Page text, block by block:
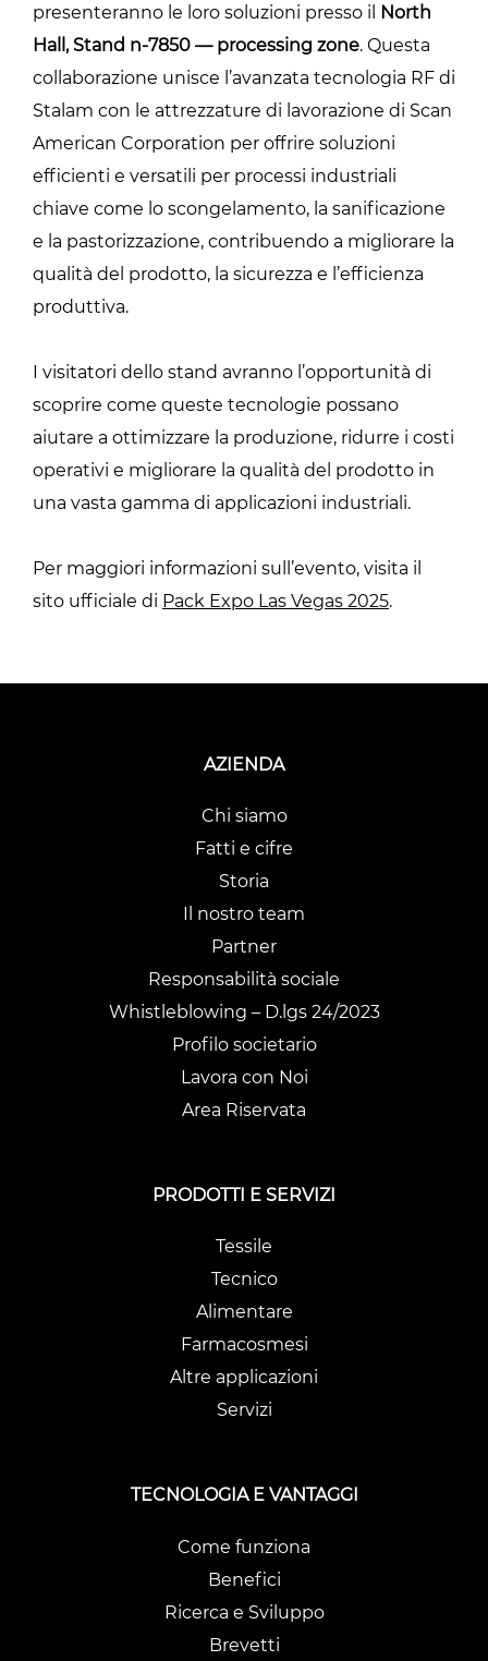
presenteranno le loro soluzioni presso il North
Hall, Stand n-7850 — processing zone. Questa
collaborazione unisce l’avanzata tecnologia RF di
Stalam con le attrezzature di lavorazione di Scan
American Corporation per offrire soluzioni
efficienti e versatili per processi industriali
chiave come lo scongelamento, la sanificazione
e la pastorizzazione, contribuendo a migliorare la
qualità del prodotto, la sicurezza e l’efficienza
produttiva.
I visitatori dello stand avranno l’opportunità di
scoprire come queste tecnologie possano
aiutare a ottimizzare la produzione, ridurre i costi
operativi e migliorare la qualità del prodotto in
una vasta gamma di applicazioni industriali.
Per maggiori informazioni sull’evento, visita il
sito ufficiale di Pack Expo Las Vegas 2025.
AZIENDA
Chi siamo
Fatti e cifre
Storia
Il nostro team
Partner
Responsabilità sociale
Whistleblowing – D.lgs 24/2023
Profilo societario
Lavora con Noi
Area Riservata
PRODOTTI E SERVIZI
Tessile
Tecnico
Alimentare
Farmacosmesi
Altre applicazioni
Servizi
TECNOLOGIA E VANTAGGI
Come funziona
Benefici
Ricerca e Sviluppo
Brevetti